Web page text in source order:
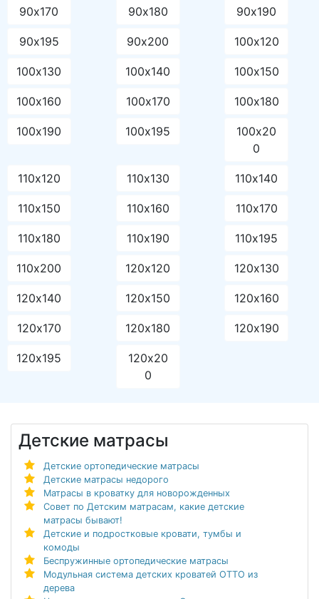
90х170 90х180 90х190
90х195 90х200 100х120
100х130 100х140 100х150
100х160 100х170 100х180
100х190 100х195
100х20
0
110х120 110х130 110х140
110х150 110х160 110х170
110х180 110х190 110х195
110х200 120х120 120х130
120х140 120х150 120х160
120х170 120х180 120х190
120х195
120х20
0
Детские матрасы
Детские ортопедические матрасы
Детские матрасы недорого
Матрасы в кроватку для новорожденных
Совет по Детским матрасам, какие детские
матрасы бывают!
Детские и подростковые кровати, тумбы и
комоды
Беспружинные ортопедические матрасы
Модульная система детских кроватей ОТТО из
дерева